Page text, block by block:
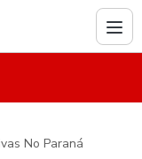
No Paraná